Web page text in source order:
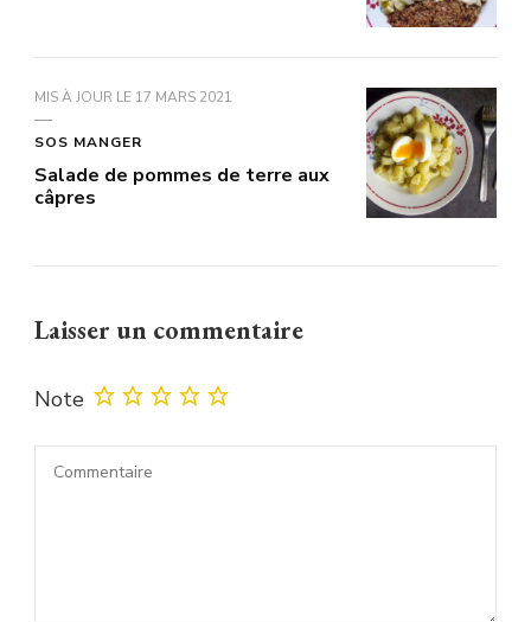
MIS À JOUR LE 17 MARS 2021
SOS MANGER
Salade de pommes de terre aux
câpres
Laisser un commentaire
Note